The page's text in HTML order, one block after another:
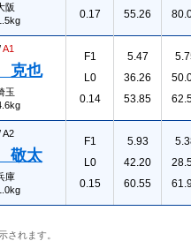
阪
0.17
55.26
A1
也
玉
F1
L0
0.14
5.47
36.26
53.85
A2
太
庫
F1
L0
0.15
5.93
42.20
60.55
されます。